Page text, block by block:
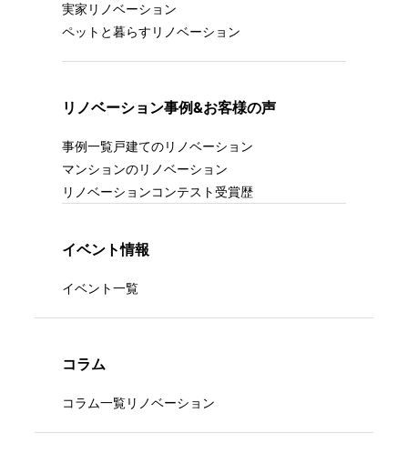
実家リノベーション
ペットと暮らすリノベーション
リノベーション事例&お客様の声
事例一覧戸建てのリノベーション
マンションのリノベーション
リノベーションコンテスト受賞歴
イベント情報
イベント一覧
コラム
コラム一覧リノベーション